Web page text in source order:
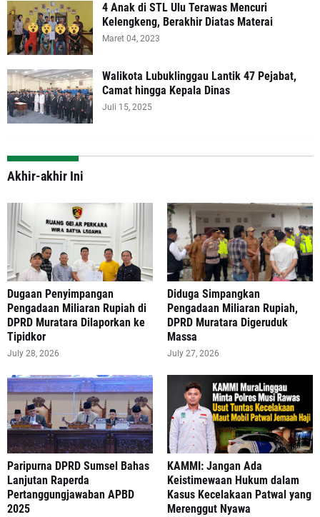
4 Anak di STL Ulu Terawas Mencuri
Kelengkeng, Berakhir Diatas Materai
Maret 04, 2023
Walikota Lubuklinggau Lantik 47 Pejabat,
Camat hingga Kepala Dinas
Juli 15, 2025
Akhir-akhir Ini
‎Dugaan Penyimpangan
Pengadaan Miliaran Rupiah di
DPRD Muratara Dilaporkan ke
Tipidkor
July 28, 2026
Diduga Simpangkan
Pengadaan Miliaran Rupiah,
DPRD Muratara Digeruduk
Massa
July 27, 2026
Paripurna DPRD Sumsel Bahas
Lanjutan Raperda
Pertanggungjawaban APBD
2025
‎KAMMI: Jangan Ada
Keistimewaan Hukum dalam
Kasus Kecelakaan Patwal yang
Merenggut Nyawa